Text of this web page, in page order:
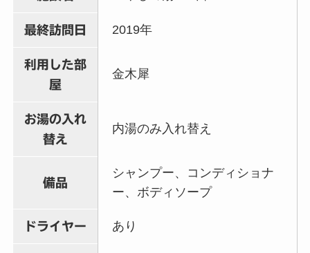
最終訪問日 2019年
利用した部
屋
金木犀
お湯の入れ
替え
内湯のみ入れ替え
備品
シャンプー、コンディショナ
ー、ボディソープ
ドライヤー あり